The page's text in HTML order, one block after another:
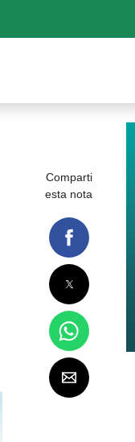
Comparti
esta nota